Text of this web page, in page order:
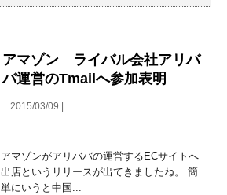
アマゾン ライバル会社アリバ
バ運営のTmailへ参加表明
2015/03/09 |
アマゾンがアリババの運営するECサイトへ
出店というリリースが出てきましたね。 簡
単にいうと中国...